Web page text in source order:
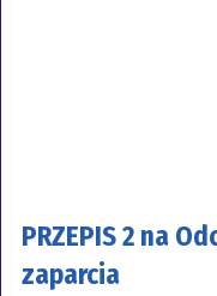
PRZEPIS 2 na
zaparcia